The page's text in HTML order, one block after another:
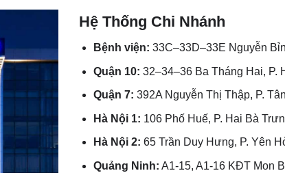
Hệ Thống Chi Nhánh
Bệnh viện: 33C–33D–33E Nguyễn
Quận 10: 32–34–36 Ba Tháng Hai, P.
Quận 7: 392A Nguyễn Thị Thập, P.
Hà Nội 1: 106 Phố Huế, P. Hai Bà
Hà Nội 2: 65 Trần Duy Hưng, P. Yên
Quảng Ninh: A1-15, A1-16 KĐT Mon